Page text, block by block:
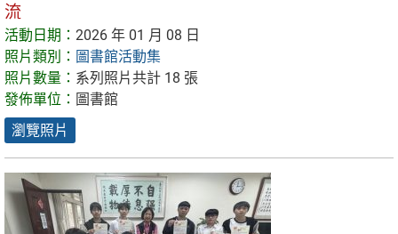
流
活動日期： 2026 年 01 月 08 日
照片類別： 圖書館活動集
照片數量： 系列照片共計 18 張
發佈單位： 圖書館
瀏覽照片